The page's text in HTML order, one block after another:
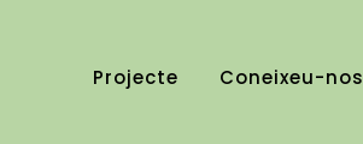
Projecte Coneixeu-nos